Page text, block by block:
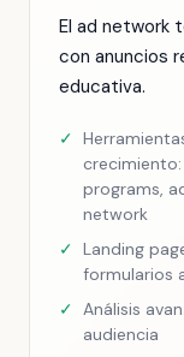
El ad network
con anuncios
educativa.
✓
programs,
network
✓ Landing
formularios
✓ Análisis
audiencia